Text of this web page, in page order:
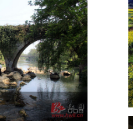
来源： 零陵区 作者：